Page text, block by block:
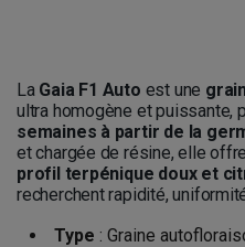
La Gaia F1 Auto est une
ultra homogène et puissante,
semaines à partir de la
et chargée de résine, elle
profil terpénique doux et
recherchent rapidité,
Type : Graine